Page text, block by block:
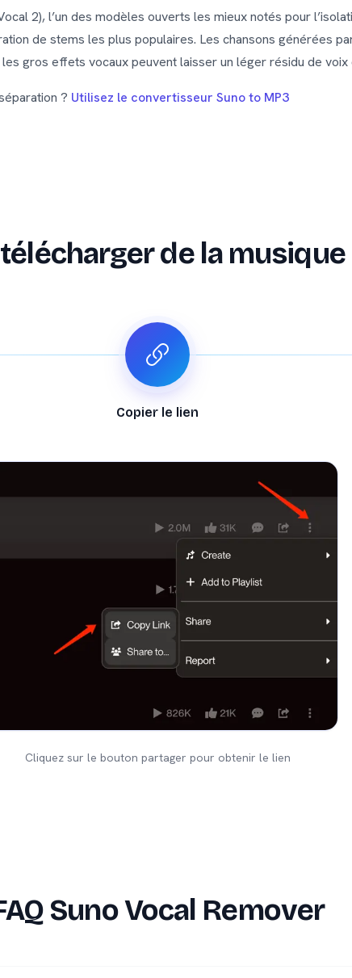
2), l’un des modèles ouverts les mieux notés pour
de stems les plus populaires. Les chansons générées
gros effets vocaux peuvent laisser un léger résidu de voix
? Utilisez le convertisseur Suno to MP3
de la musique
Copier le lien
Cliquez sur le bouton partager pour obtenir le lien
Suno Vocal Remover